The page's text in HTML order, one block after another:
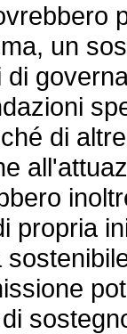
un
di
propria